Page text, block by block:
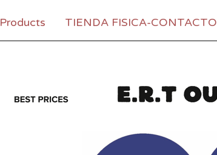
Products TIENDA FISICA-CONTACTO